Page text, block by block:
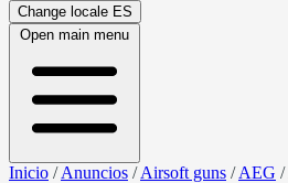
Change locale ES
Open main menu
Inicio /Anuncios /Airsoft guns /AEG /